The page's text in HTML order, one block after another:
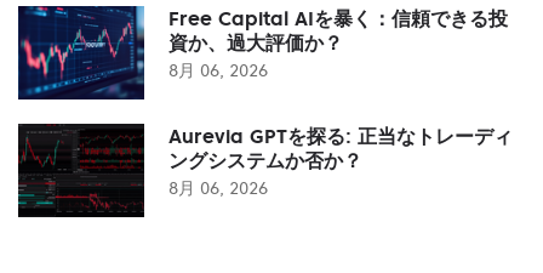
Free Capital AIを暴く：信頼できる投
資か、過大評価か？
8月 06, 2026
Aurevia GPTを探る: 正当なトレーディ
ングシステムか否か？
8月 06, 2026